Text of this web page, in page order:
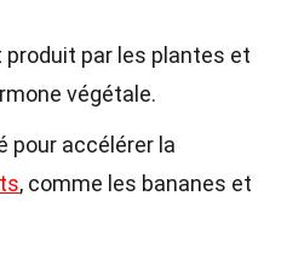
par les plantes et
végétale.
pour accélérer la
, comme les bananes et